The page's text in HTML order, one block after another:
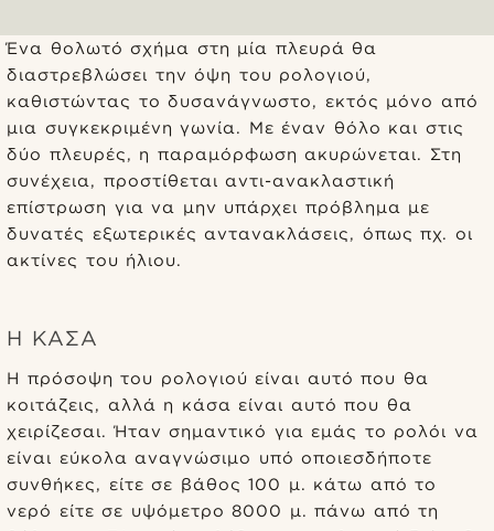
Ένα θολωτό σχήμα στη μία πλευρά θα
διαστρεβλώσει την όψη του ρολογιού,
καθιστώντας το δυσανάγνωστο, εκτός μόνο από
μια συγκεκριμένη γωνία. Με έναν θόλο και στις
δύο πλευρές, η παραμόρφωση ακυρώνεται. Στη
συνέχεια, προστίθεται αντι-ανακλαστική
επίστρωση για να μην υπάρχει πρόβλημα με
δυνατές εξωτερικές αντανακλάσεις, όπως πχ. οι
ακτίνες του ήλιου.
Η ΚΆΣΑ
Η πρόσοψη του ρολογιού είναι αυτό που θα
κοιτάζεις, αλλά η κάσα είναι αυτό που θα
χειρίζεσαι. Ήταν σημαντικό για εμάς το ρολόι να
είναι εύκολα αναγνώσιμο υπό οποιεσδήποτε
συνθήκες, είτε σε βάθος 100 μ. κάτω από το
νερό είτε σε υψόμετρο 8000 μ. πάνω από τη